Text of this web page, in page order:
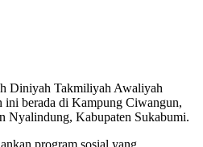
Diniyah Takmiliyah Awaliyah
berada di Kampung Ciwangun,
Nyalindung, Kabupaten Sukabumi.